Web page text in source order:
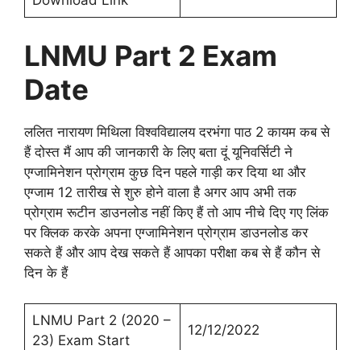
LNMU Part 2 Exam
Date
ललित नारायण मिथिला विश्वविद्यालय दरभंगा पाठ 2 कायम कब से
हैं दोस्त मैं आप की जानकारी के लिए बता दूं यूनिवर्सिटी ने
एग्जामिनेशन प्रोग्राम कुछ दिन पहले गाड़ी कर दिया था और
एग्जाम 12 तारीख से शुरु होने वाला है अगर आप अभी तक
प्रोग्राम रूटीन डाउनलोड नहीं किए हैं तो आप नीचे दिए गए लिंक
पर क्लिक करके अपना एग्जामिनेशन प्रोग्राम डाउनलोड कर
सकते हैं और आप देख सकते हैं आपका परीक्षा कब से हैं कौन से
दिन के हैं
LNMU Part 2 (2020 –
23) Exam Start
12/12/2022